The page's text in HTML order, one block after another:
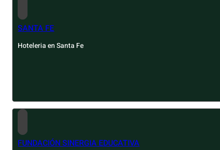
SANTA FE
Hoteleria en Santa Fe
FUNDACIÓN SINERGIA EDUCATIVA